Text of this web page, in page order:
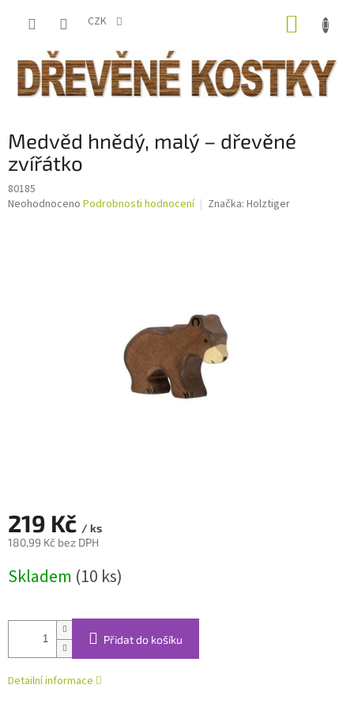
CZK
Medvěd hnědý, malý – dřevěné
zvířátko
80185
Průměrné
Neohodnoceno Podrobnosti hodnocení Značka: Holztiger
219 Kč / ks
180,99 Kč bez DPH
cena:
Skladem (10 ks)
Přidat do košíku
Detailní informace